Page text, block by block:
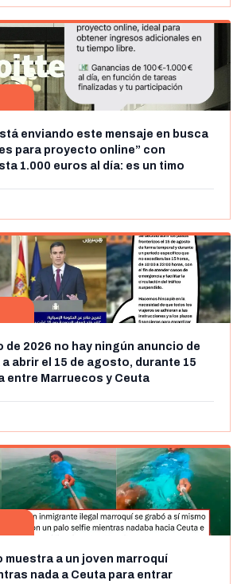
enviando este mensaje en busca
para proyecto online” con
1.000 euros al día: es un timo
de 2026 no hay ningún anuncio de
a abrir el 15 de agosto, durante 15
entre Marruecos y Ceuta
muestra a un joven marroquí
nada a Ceuta para entrar